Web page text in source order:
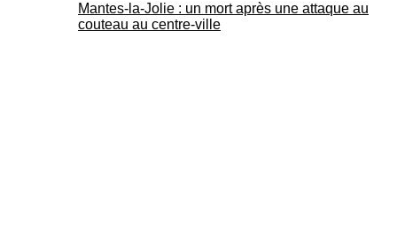
Mantes-la-Jolie : un mort après une attaque au
couteau au centre-ville